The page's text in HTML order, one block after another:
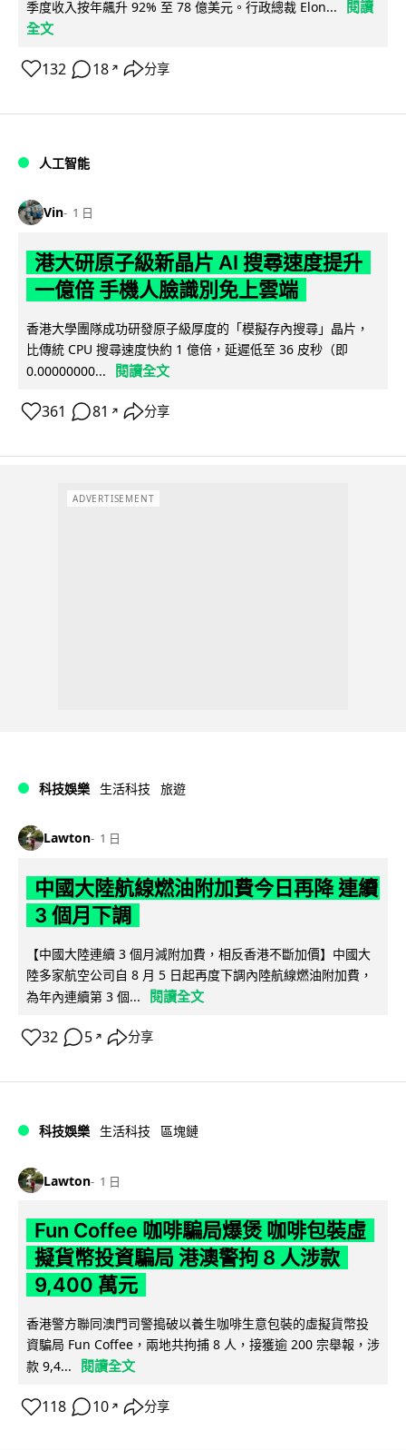
季度收入按年飆升 92% 至 78 億美元。行政總裁 Elon...
閱讀
全文
132 18 ↗ 分享
人工智能
Vin 1 日
港大研原子級新晶片 AI 搜尋速度提升
一億倍 手機人臉識別免上雲端
香港大學團隊成功研發原子級厚度的「模擬存內搜尋」晶片，
比傳統 CPU 搜尋速度快約 1 億倍，延遲低至 36 皮秒（即
0.00000000...
閱讀全文
361 81 ↗ 分享
ADVERTISEMENT
科技娛樂 生活科技 旅遊
Lawton 1 日
中國大陸航線燃油附加費今日再降 連續
3 個月下調
【中國大陸連續 3 個月減附加費，相反香港不斷加價】中國大
陸多家航空公司自 8 月 5 日起再度下調內陸航線燃油附加費，
為年內連續第 3 個...
閱讀全文
32 5 ↗ 分享
科技娛樂 生活科技 區塊鏈
Lawton 1 日
Fun Coffee 咖啡騙局爆煲 咖啡包裝虛
擬貨幣投資騙局 港澳警拘 8 人涉款
9,400 萬元
香港警方聯同澳門司警搗破以養生咖啡生意包裝的虛擬貨幣投
資騙局 Fun Coffee，兩地共拘捕 8 人，接獲逾 200 宗舉報，涉
款 9,4...
閱讀全文
118 10 ↗ 分享